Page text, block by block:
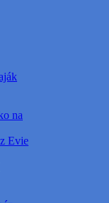
na
Evie